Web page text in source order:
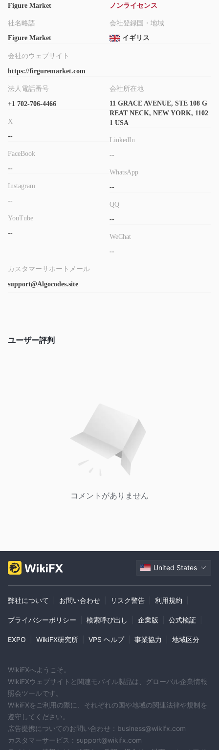
Figure Market
社名略語
Figure Market
ノンライセンス
会社登録国・地域
イギリス
会社のウェブサイト
https://firguremarket.com
法人電話番号
+1 702-706-4466
X
--
FaceBook
--
Instagram
--
YouTube
--
会社所在地
11 GRACE AVENUE, STE 108 G
REAT NECK, NEW YORK, 1102
1 USA
LinkedIn
--
WhatsApp
--
QQ
--
WeChat
--
カスタマーサポートメール
support@Algocodes.site
ユーザー評判
コメントがありません
United States
弊社について お問い合わせ リスク警告 利用規約
プライバシーポリシー 検索呼び出し 企業版 公式検証
EXPO WikiFX研究所 VPS ヘルプ 事業協力 地域区分
WikiFXへようこそ。
WikiFXウェブサイトと関連モバイル製品は、グローバル企業情報
照会ツールです。
WikiFXをご利用の際に、それぞれの国や地域の関連法律や規制を
遵守してください。
広告提携についてのお問い合わせ：business@wikifx.com
カスタマーサービス：support@wikifx.com